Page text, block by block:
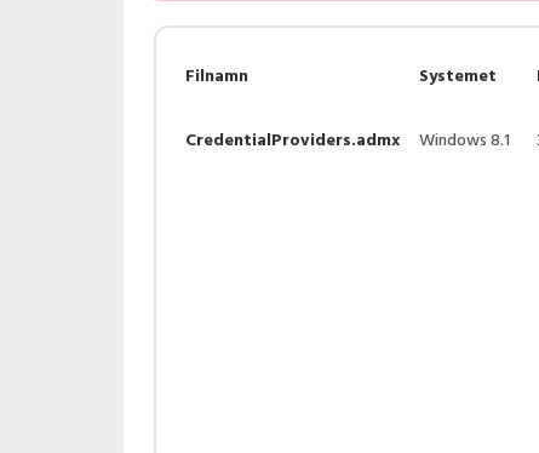
Filnamn
CredentialProviders.admx
Systemet
Windows 8.1